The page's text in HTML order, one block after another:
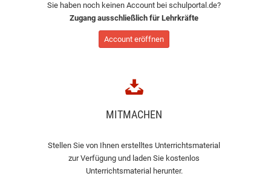
Sie haben noch keinen Account bei schulportal.de?
Zugang ausschließlich für Lehrkräfte
Account eröffnen
MITMACHEN
Stellen Sie von Ihnen erstelltes Unterrichtsmaterial
zur Verfügung und laden Sie kostenlos
Unterrichtsmaterial herunter.